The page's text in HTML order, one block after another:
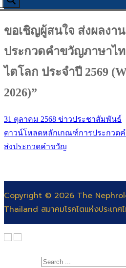
ขอเชิญผู้สนใจ ส่งผลงา
ประกวดคำขวัญภาษาไ
ไตโลก ประจำปี 2569
2026)”
31 ตุลาคม 2568 ข่าวประชาสัมพันธ์
ดาวน์โหลดหลักเกณฑ์การประกวด
ส่งประกวดคำขวัญ
Copyright © 2026 The
Thailand สมาคมโรคไตแห่งประเทศ